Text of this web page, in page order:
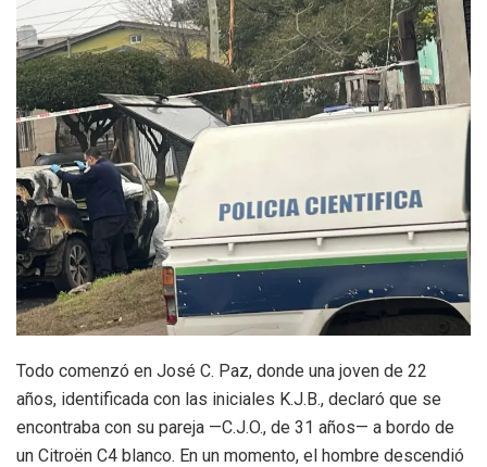
Todo comenzó en José C. Paz, donde una joven de 22
años, identificada con las iniciales K.J.B., declaró que se
encontraba con su pareja —C.J.O., de 31 años— a bordo de
un Citroën C4 blanco. En un momento, el hombre descendió